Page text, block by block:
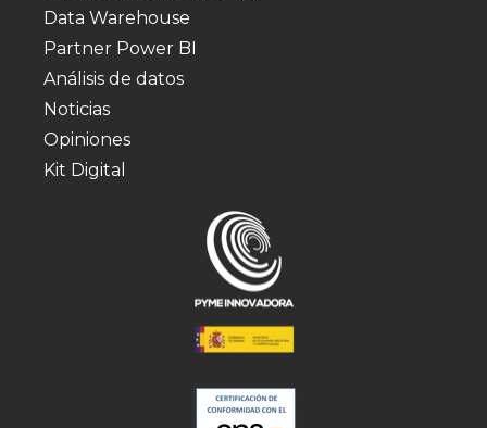
Data Warehouse
Partner Power BI
Análisis de datos
Noticias
Opiniones
Kit Digital